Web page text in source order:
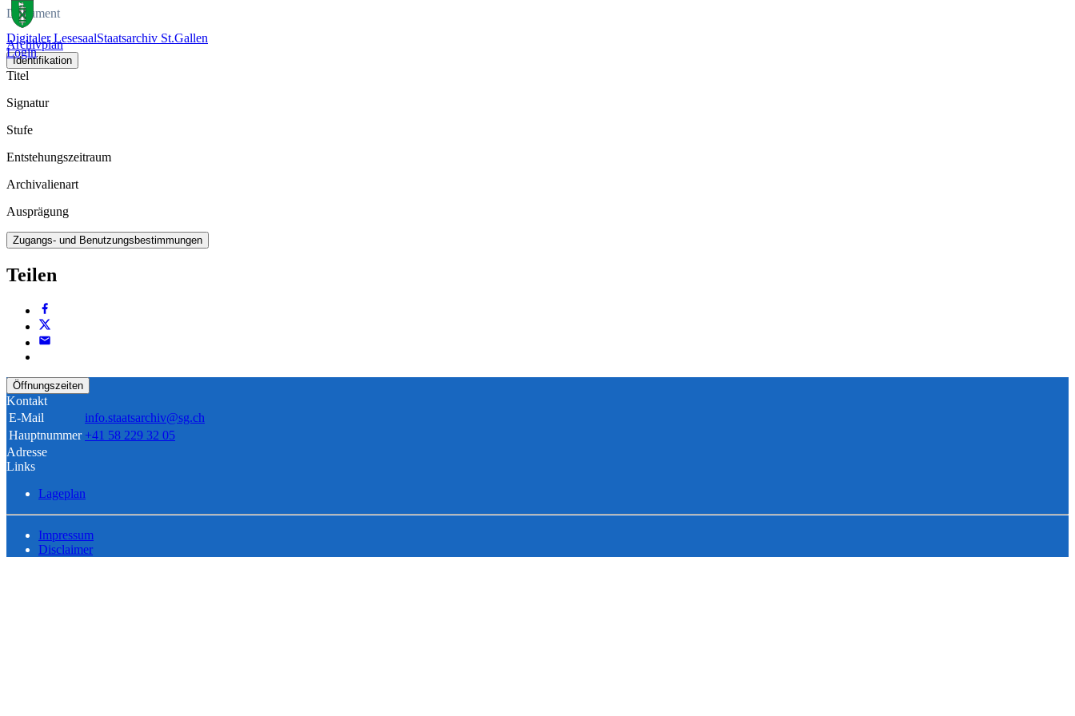
Digitaler LesesaalStaatsarchiv St.Gallen
Login
Dokument
Archivplan
Identifikation
Titel
Signatur
Stufe
Entstehungszeitraum
Archivalienart
Ausprägung
Zugangs- und Benutzungsbestimmungen
Teilen
Öffnungszeiten
Kontakt
E-Mail
info.staatsarchiv@sg.ch
Hauptnummer +41 58 229 32 05
Adresse
Links
Lageplan
Impressum
Disclaimer